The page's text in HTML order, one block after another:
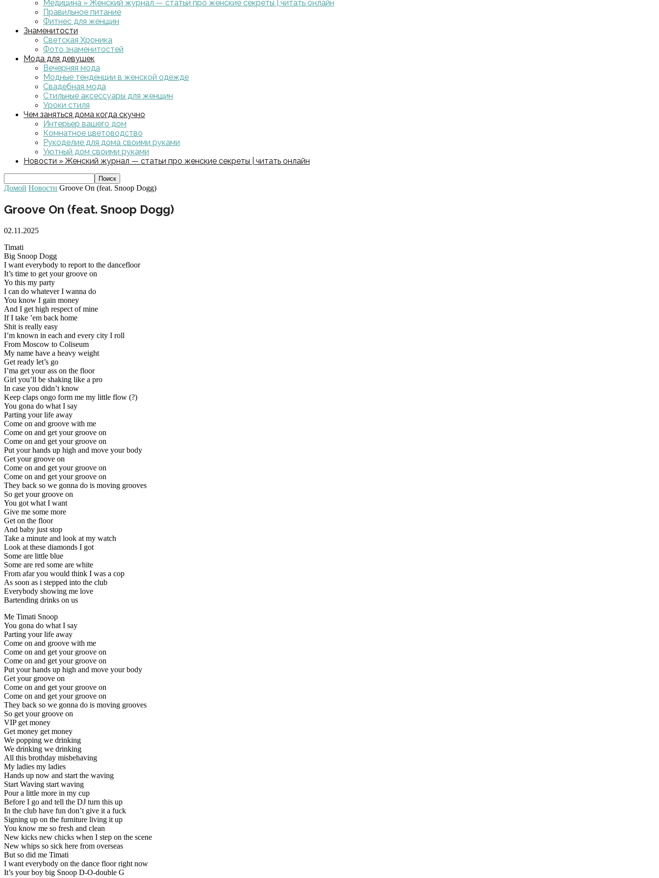
Медицина » Женский журнал — статьи про женские секреты | читать онлайн
Правильное питание
Фитнес для женщин
Знаменитости
Светская Хроника
Фото знаменитостей
Мода для девушек
Вечерняя мода
Модные тенденции в женской одежде
Свадебная мода
Стильные аксессуары для женщин
Уроки стиля
Чем заняться дома когда скучно
Интерьер вашего дом
Комнатное цветоводство
Рукоделие для дома своими руками
Уютный дом своими руками
Новости » Женский журнал — статьи про женские секреты | читать онлайн
Домой Новости Groove On (feat. Snoop Dogg)
Groove On (feat. Snoop Dogg)
02.11.2025
Timati
Big Snoop Dogg
I want everybody to report to the dancefloor
It’s time to get your groove on
Yo this my party
I can do whatever I wanna do
You know I gain money
And I get high respect of mine
If I take ’em back home
Shit is really easy
I’m known in each and every city I roll
From Moscow to Coliseum
My name have a heavy weight
Get ready let’s go
I’ma get your ass on the floor
Girl you’ll be shaking like a pro
In case you didn’t know
Keep claps ongo form me my little flow (?)
You gona do what I say
Parting your life away
Come on and groove with me
Come on and get your groove on
Come on and get your groove on
Put your hands up high and move your body
Get your groove on
Come on and get your groove on
Come on and get your groove on
They back so we gonna do is moving grooves
So get your groove on
You got what I want
Give me some more
Get on the floor
And baby just stop
Take a minute and look at my watch
Look at these diamonds I got
Some are little blue
Some are red some are white
From afar you would think I was a cop
As soon as i stepped into the club
Everybody showing me love
Bartending drinks on us
Me Timati Snoop
You gona do what I say
Parting your life away
Come on and groove with me
Come on and get your groove on
Come on and get your groove on
Put your hands up high and move your body
Get your groove on
Come on and get your groove on
Come on and get your groove on
They back so we gonna do is moving grooves
So get your groove on
VIP get money
Get money get money
We popping we drinking
We drinking we drinking
All this brothday misbehaving
My ladies my ladies
Hands up now and start the waving
Start Waving start waving
Pour a little more in my cup
Before I go and tell the DJ turn this up
In the club have fun don’t give it a fuck
Signing up on the furniture living it up
You know me so fresh and clean
New kicks new chicks when I step on the scene
New whips so sick here from overseas
But so did me Timati
I want everybody on the dance floor right now
It’s your boy big Snoop D-O-double G